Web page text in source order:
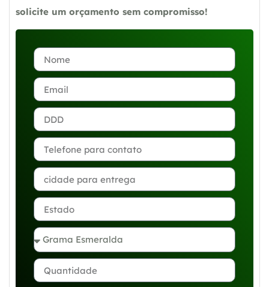
solicite um orçamento sem compromisso!